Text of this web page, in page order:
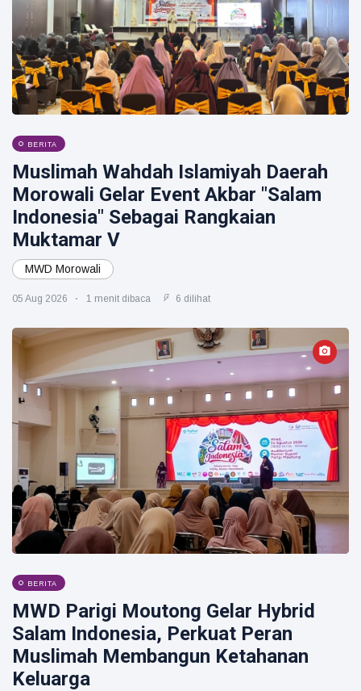
BERITA
Muslimah Wahdah Islamiyah Daerah
Morowali Gelar Event Akbar "Salam
Indonesia" Sebagai Rangkaian
Muktamar V
MWD Morowali
05 Aug 2026 1 menit dibaca 6 dilihat
BERITA
MWD Parigi Moutong Gelar Hybrid
Salam Indonesia, Perkuat Peran
Muslimah Membangun Ketahanan
Keluarga